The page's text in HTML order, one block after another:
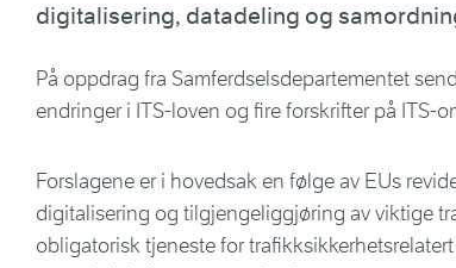
digitalisering, datadeling og
På oppdrag fra Samferdselsdepartementet
endringer i ITS-loven og fire forskrifter på ITS-
Forslagene er i hovedsak en følge av EUs
digitalisering og tilgjengeliggjøring av viktige
obligatorisk tjeneste for